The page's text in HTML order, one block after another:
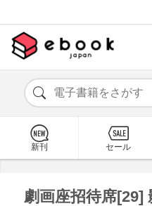
新刊 セール
劇画座招待席[29]